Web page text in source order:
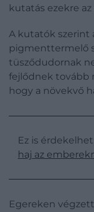
kutatás ezekre
A kutatók szerint
pigmenttermelő
tüsződudornak
fejlődnek tovább
hogy a növekvő
Ez is érdekelhet:
haj az
Egereken